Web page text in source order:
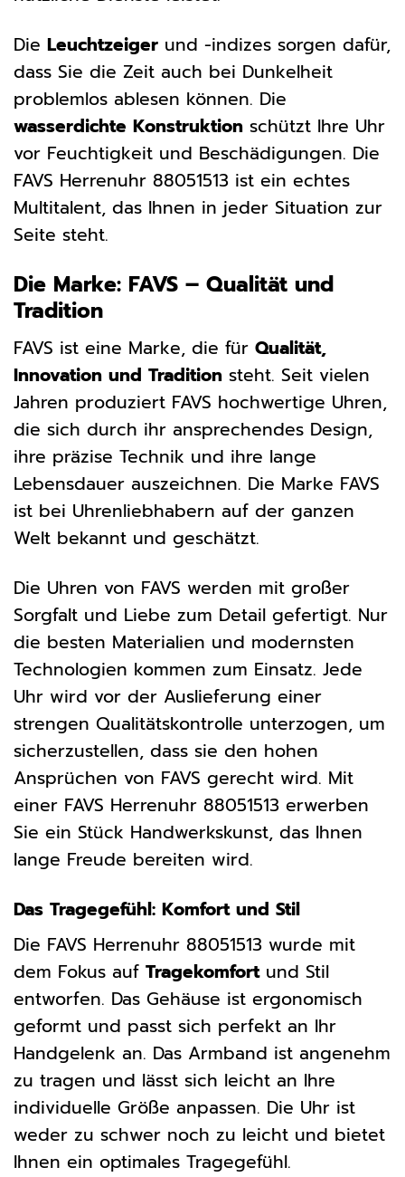
Die Leuchtzeiger und -indizes sorgen dafür,
dass Sie die Zeit auch bei Dunkelheit
problemlos ablesen können. Die
wasserdichte Konstruktion schützt Ihre Uhr
vor Feuchtigkeit und Beschädigungen. Die
FAVS Herrenuhr 88051513 ist ein echtes
Multitalent, das Ihnen in jeder Situation zur
Seite steht.
Die Marke: FAVS – Qualität und
Tradition
FAVS ist eine Marke, die für Qualität,
Innovation und Tradition steht. Seit vielen
Jahren produziert FAVS hochwertige Uhren,
die sich durch ihr ansprechendes Design,
ihre präzise Technik und ihre lange
Lebensdauer auszeichnen. Die Marke FAVS
ist bei Uhrenliebhabern auf der ganzen
Welt bekannt und geschätzt.
Die Uhren von FAVS werden mit großer
Sorgfalt und Liebe zum Detail gefertigt. Nur
die besten Materialien und modernsten
Technologien kommen zum Einsatz. Jede
Uhr wird vor der Auslieferung einer
strengen Qualitätskontrolle unterzogen, um
sicherzustellen, dass sie den hohen
Ansprüchen von FAVS gerecht wird. Mit
einer FAVS Herrenuhr 88051513 erwerben
Sie ein Stück Handwerkskunst, das Ihnen
lange Freude bereiten wird.
Das Tragegefühl: Komfort und Stil
Die FAVS Herrenuhr 88051513 wurde mit
dem Fokus auf Tragekomfortund Stil
entworfen. Das Gehäuse ist ergonomisch
geformt und passt sich perfekt an Ihr
Handgelenk an. Das Armband ist angenehm
zu tragen und lässt sich leicht an Ihre
individuelle Größe anpassen. Die Uhr ist
weder zu schwer noch zu leicht und bietet
Ihnen ein optimales Tragegefühl.